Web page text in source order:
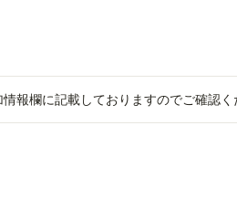
報欄に記載しておりますのでご確認く